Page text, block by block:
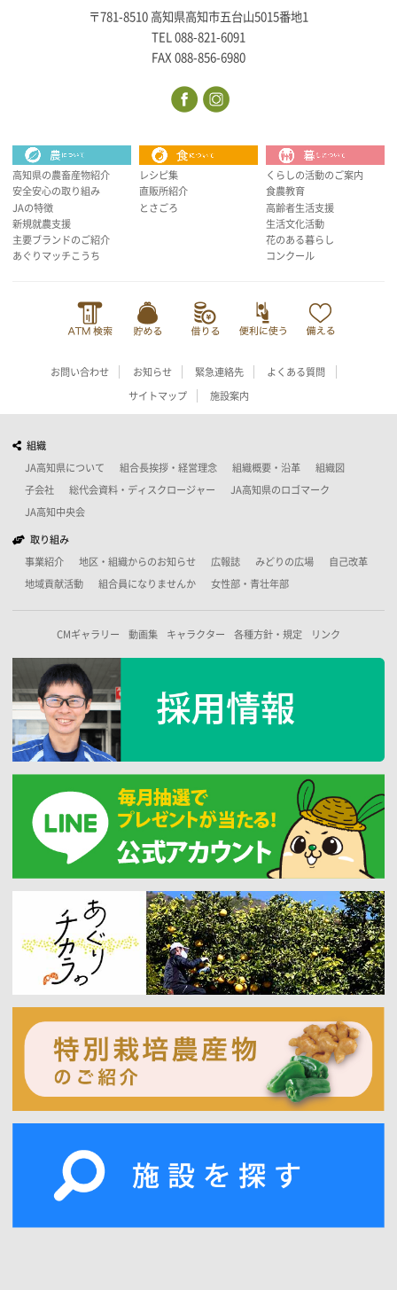
〒781-8510 高知県高知市五台山5015番地1
TEL 088-821-6091
FAX 088-856-6980
高知県の農畜産物紹介
安全安心の取り組み
JAの特徴
新規就農支援
主要ブランドのご紹介
あぐりマッチこうち
レシピ集
直販所紹介
とさごろ
くらしの活動のご案内
食農教育
高齢者生活支援
生活文化活動
花のある暮らし
コンクール
お問い合わせ お知らせ 緊急連絡先 よくある質問
サイトマップ 施設案内
組織
JA高知県について 組合長挨拶・経営理念 組織概要・沿革 組織図
子会社 総代会資料・ディスクロージャー JA高知県のロゴマーク
JA高知中央会
取り組み
事業紹介 地区・組織からのお知らせ 広報誌 みどりの広場 自己改革
地域貢献活動 組合員になりませんか 女性部・青壮年部
CMギャラリー 動画集 キャラクター 各種方針・規定 リンク